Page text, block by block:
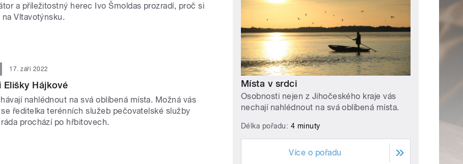
a příležitostný herec Ivo Šmoldas prozradí, proč si
Vltavotýnsku.
17. září 2022
Elišky Hájkové
nahlédnout na svá oblíbená místa. Možná vás
ředitelka terénních služeb pečovatelské služby
prochází po hřbitovech.
Místa v srdci
Osobnosti nejen z Jihočeského kraje vás
nechají nahlédnout na svá oblíbená místa.
Délka pořadu: 4 minuty
Více o pořadu